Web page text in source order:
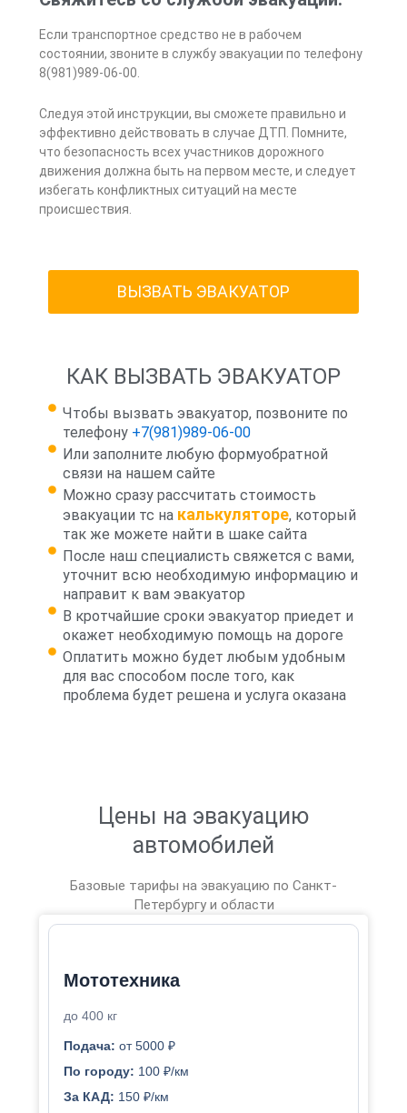
Если транспортное средство не в рабочем
состоянии, звоните в службу эвакуации по телефону
8(981)989-06-00.
Следуя этой инструкции, вы сможете правильно и
эффективно действовать в случае ДТП. Помните,
что безопасность всех участников дорожного
движения должна быть на первом месте, и следует
избегать конфликтных ситуаций на месте
происшествия.
ВЫЗВАТЬ ЭВАКУАТОР
КАК ВЫЗВАТЬ ЭВАКУАТОР
Чтобы вызвать эвакуатор, позвоните по
телефону +7(981)989-06-00
Или заполните любую формуобратной
связи на нашем сайте
Можно сразу рассчитать стоимость
эвакуации тс на калькуляторе, который
так же можете найти в шаке сайта
После наш специалисть свяжется с вами,
уточнит всю необходимую информацию и
направит к вам эвакуатор
В кротчайшие сроки эвакуатор приедет и
окажет необходимую помощь на дороге
Оплатить можно будет любым удобным
для вас способом после того, как
проблема будет решена и услуга оказана
Цены на эвакуацию
автомобилей
Базовые тарифы на эвакуацию по Санкт-
Петербургу и области
Мототехника
до 400 кг
Подача: от 5000 ₽
По городу: 100 ₽/км
За КАД: 150 ₽/км